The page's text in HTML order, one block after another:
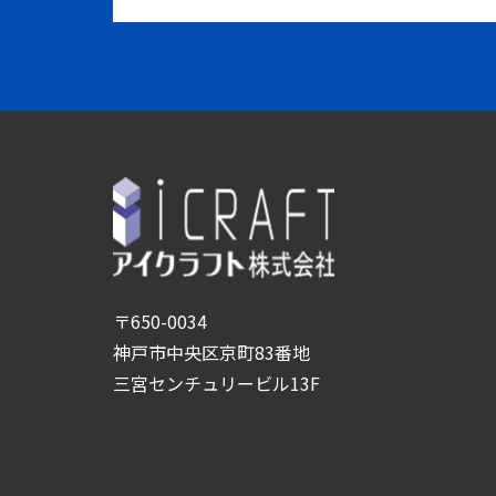
〒650-0034
神戸市中央区京町83番地
三宮センチュリービル13F